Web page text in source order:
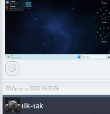
20 Августа 2023 18:52:06
tik-tak